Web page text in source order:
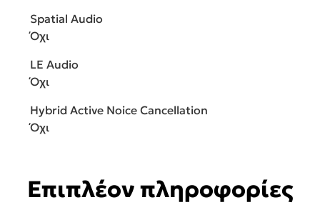
Spatial Audio
Όχι
LE Audio
Όχι
Hybrid Active Noice Cancellation
Όχι
Επιπλέον πληροφορίες